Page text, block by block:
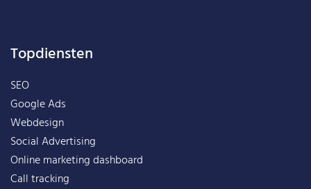
Topdiensten
SEO
Google Ads
Webdesign
Social Advertising
Online marketing dashboard
Call tracking